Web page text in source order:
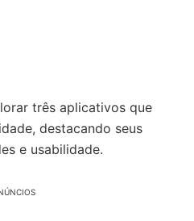
três aplicativos que
destacando seus
e usabilidade.